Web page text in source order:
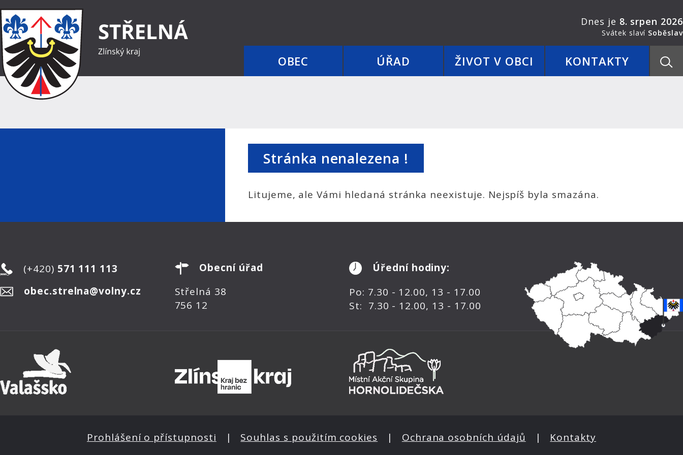
OBEC ÚŘAD ŽIVOT V OBCI KONTAKTY
Dnes je 8. srpen 2026
Svátek slaví Soběslav
Stránka nenalezena !
Litujeme, ale Vámi hledaná stránka neexistuje. Nejspíš byla smazána.
(+420) 571 111 113
obec.strelna@volny.cz
Obecní úřad
Střelná 38
756 12
Úřední hodiny:
Po: 7.30 - 12.00, 13 - 17.00
St: 7.30 - 12.00, 13 - 17.00
Prohlášení o přístupnosti | Souhlas s použitím cookies | Ochrana osobních údajů | Kontakty